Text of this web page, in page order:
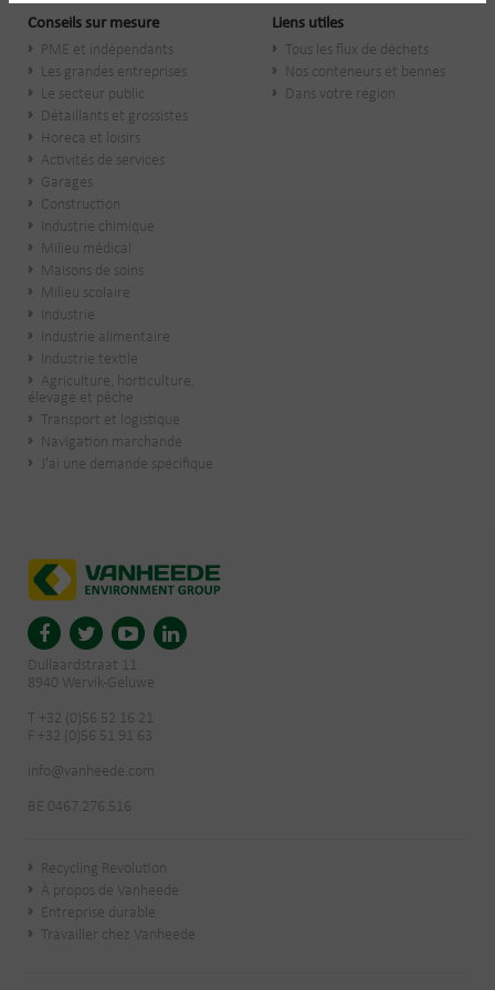
Conseils sur mesure
PME et indépendants
Les grandes entreprises
Le secteur public
​Détaillants et grossistes
Horeca et loisirs
Activités de services
Garages
Construction
Industrie chimique
Milieu médical
Maisons de soins
Milieu scolaire
Industrie
Industrie alimentaire
Industrie textile
Agriculture, horticulture,
élevage et pêche
Transport et logistique
Navigation marchande
J'ai une demande spécifique
Liens utiles
Tous les flux de déchets
Nos conteneurs et bennes
Dans votre région
Dullaardstraat 11
8940 Wervik-Geluwe
T +32 (0)56 52 16 21
F +32 (0)56 51 91 63
info@vanheede.com
BE 0467.276.516
Recycling Revolution
À propos de Vanheede
Entreprise durable
Travailler chez Vanheede